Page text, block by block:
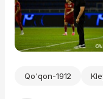
Qo'qon-1912